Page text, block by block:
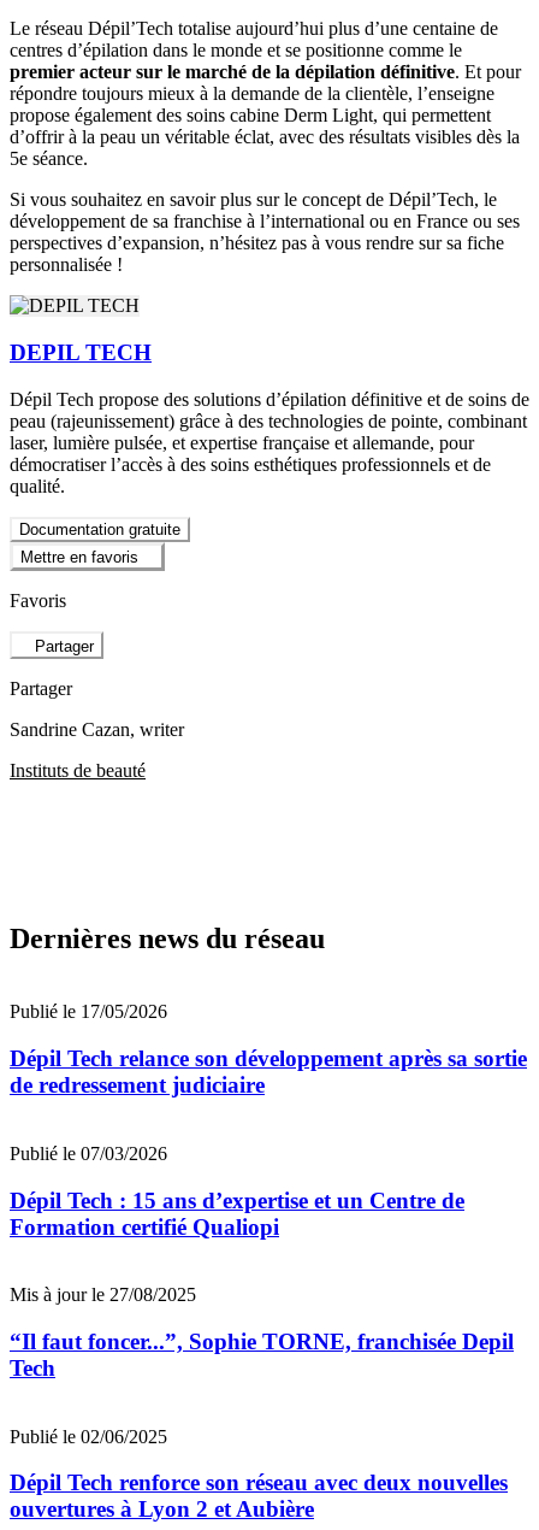
Le réseau Dépil’Tech totalise aujourd’hui plus d’une centaine de
centres d’épilation dans le monde et se positionne comme le
premier acteur sur le marché de la dépilation définitive. Et pour
répondre toujours mieux à la demande de la clientèle, l’enseigne
propose également des soins cabine Derm Light, qui permettent
d’offrir à la peau un véritable éclat, avec des résultats visibles dès la
5e séance.
Si vous souhaitez en savoir plus sur le concept de Dépil’Tech, le
développement de sa franchise à l’international ou en France ou ses
perspectives d’expansion, n’hésitez pas à vous rendre sur sa fiche
personnalisée !
DEPIL TECH
Dépil Tech propose des solutions d’épilation définitive et de soins de
peau (rajeunissement) grâce à des technologies de pointe, combinant
laser, lumière pulsée, et expertise française et allemande, pour
démocratiser l’accès à des soins esthétiques professionnels et de
qualité.
Documentation gratuite
Mettre en favoris
Favoris
Partager
Partager
Sandrine Cazan, writer
Instituts de beauté
Dernières news du réseau
Publié le 17/05/2026
Dépil Tech relance son développement après sa sortie
de redressement judiciaire
Publié le 07/03/2026
Dépil Tech : 15 ans d’expertise et un Centre de
Formation certifié Qualiopi
Mis à jour le 27/08/2025
“Il faut foncer...”, Sophie TORNE, franchisée Depil
Tech
Publié le 02/06/2025
Dépil Tech renforce son réseau avec deux nouvelles
ouvertures à Lyon 2 et Aubière